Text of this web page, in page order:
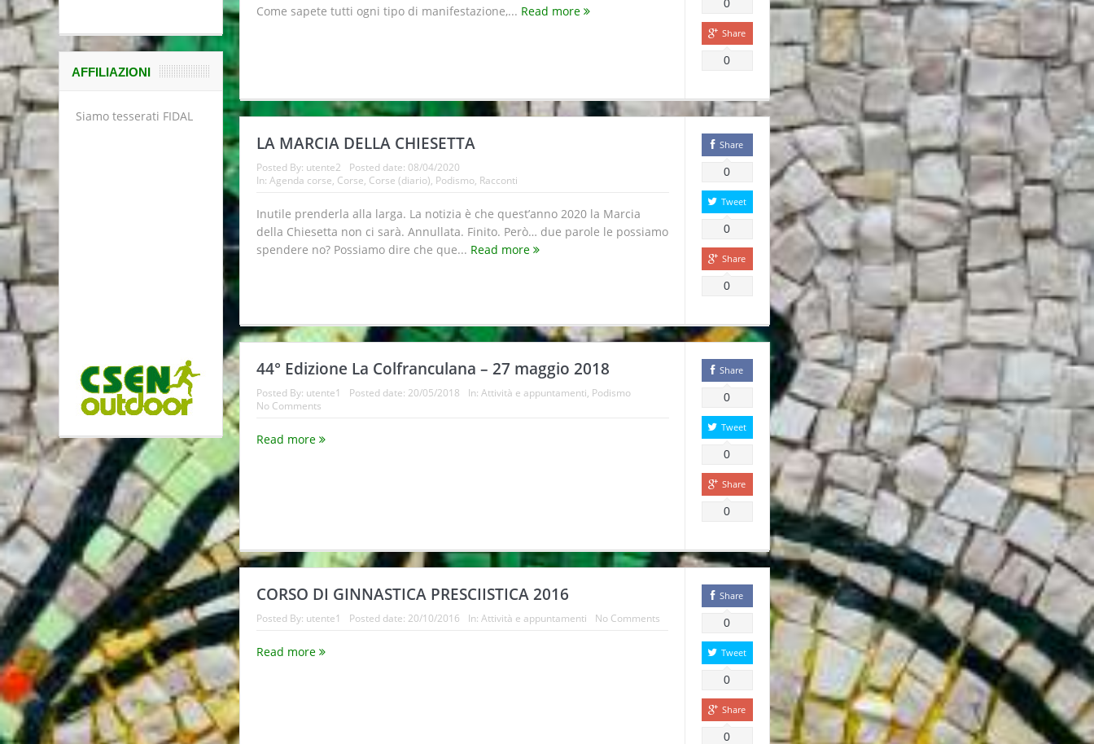
Come sapete tutti ogni tipo di manifestazione,... Read more 0
Share
0
LA MARCIA DELLA CHIESETTA
Posted By: utente2 Posted date: 08/04/2020
In: Agenda corse, Corse, Corse (diario), Podismo, Racconti
Inutile prenderla alla larga. La notizia è che quest’anno 2020 la Marcia
della Chiesetta non ci sarà. Annullata. Finito. Però… due parole le possiamo
spendere no? Possiamo dire che que... Read more
Share
0
Tweet
0
Share
0
44° Edizione La Colfranculana – 27 maggio 2018
Posted By: utente1 Posted date: 20/05/2018 In: Attività e appuntamenti, Podismo
No Comments
Read more
Share
0
Tweet
0
Share
0
CORSO DI GINNASTICA PRESCIISTICA 2016
Posted By: utente1 Posted date: 20/10/2016 In: Attività e appuntamenti No Comments
Read more
Share
0
Tweet
0
Share
0
AFFILIAZIONI
Siamo tesserati FIDAL